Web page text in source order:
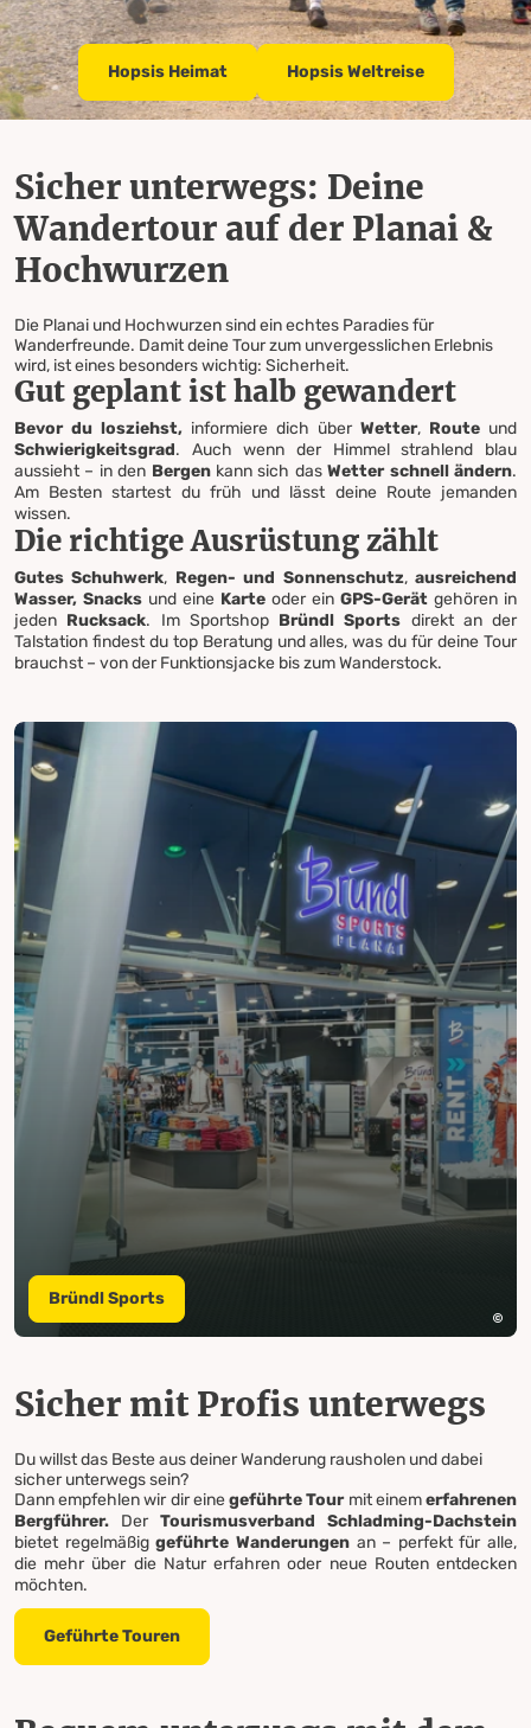
Hopsis Heimat Hopsis Weltreise
Sicher unterwegs: Deine
Wandertour auf der Planai &
Hochwurzen
Die Planai und Hochwurzen sind ein echtes Paradies für
Wanderfreunde. Damit deine Tour zum unvergesslichen Erlebnis
wird, ist eines besonders wichtig: Sicherheit.
Gut geplant ist halb gewandert
Bevor du losziehst, informiere dich über Wetter, Route und
Schwierigkeitsgrad. Auch wenn der Himmel strahlend blau
aussieht – in den Bergen kann sich dasWetter schnell ändern.
Am Besten startest du früh und lässt deine Route jemanden
wissen.
Die richtige Ausrüstung zählt
Gutes Schuhwerk, Regen- und Sonnenschutz,ausreichend
Wasser, Snacks und eine Karte oder ein GPS-Gerät gehören in
jeden Rucksack. Im Sportshop Bründl Sports direkt an der
Talstation findest du top Beratung und alles, was du für deine Tour
brauchst – von der Funktionsjacke bis zum Wanderstock.
Bründl Sports
Sicher mit Profis unterwegs
Du willst das Beste aus deiner Wanderung rausholen und dabei
sicher unterwegs sein?
Dann empfehlen wir dir einegeführte Tour mit einemerfahrenen
Bergführer. Der Tourismusverband Schladming-Dachstein
bietet regelmäßiggeführte Wanderungen an – perfekt für alle,
die mehr über die Natur erfahren oder neue Routen entdecken
möchten.
Geführte Touren